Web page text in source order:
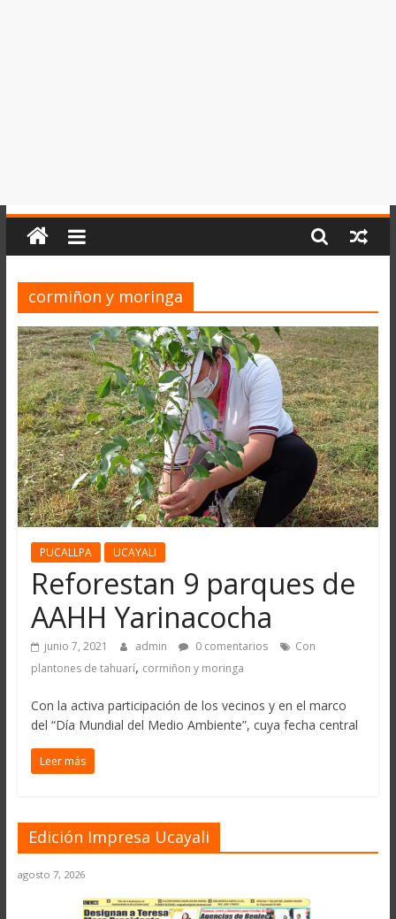
cormiñon y moringa
PUCALLPA UCAYALI
Reforestan 9 parques de
AAHH Yarinacocha
junio 7, 2021 admin 0 comentarios
Con
plantones de tahuarí, cormiñon y moringa
Con la activa participación de los vecinos y en el marco
del “Día Mundial del Medio Ambiente”, cuya fecha central
Leer más
Edición Impresa Ucayali
agosto 7, 2026